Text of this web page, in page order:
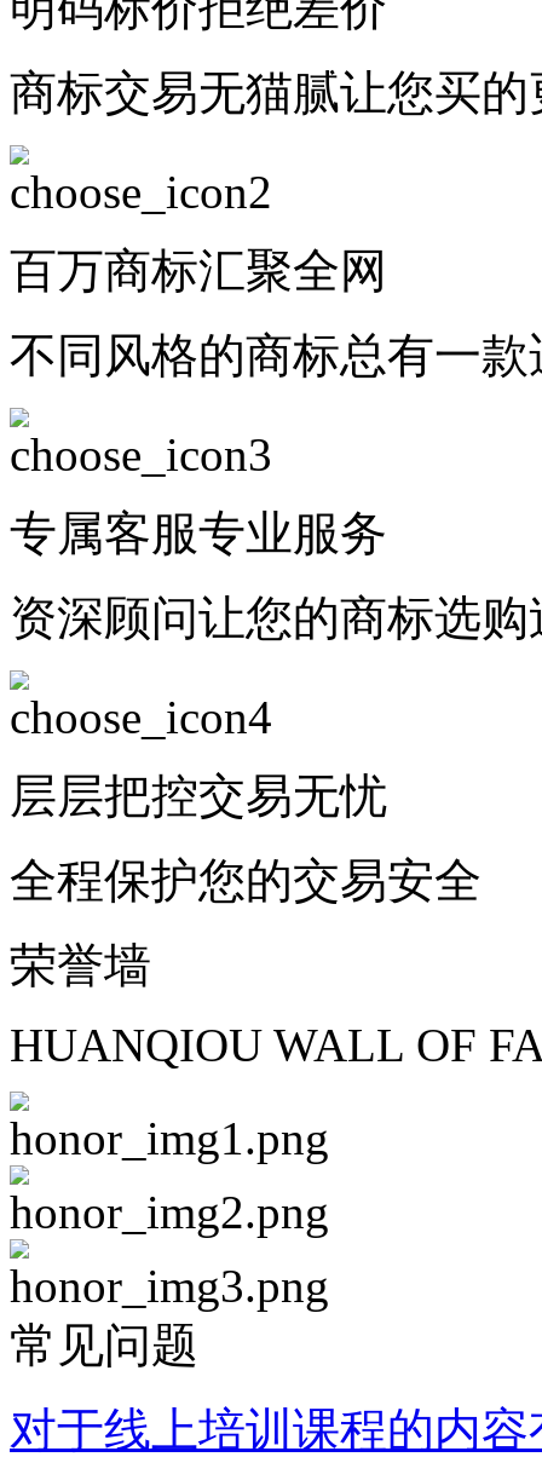
商标交易无猫腻让您买的
百万商标汇聚全网
不同风格的商标总有一款
专属客服专业服务
资深顾问让您的商标选
层层把控交易无忧
全程保护您的交易安全
荣誉墙
HUANQIOU WALL OF
常见问题
对于线上培训课程的内